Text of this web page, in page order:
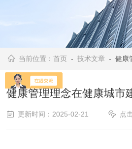
当前位置：首页 -技术文章 - 健康管
健康管理理念在健康城市
更新时间：2025-02-21 点